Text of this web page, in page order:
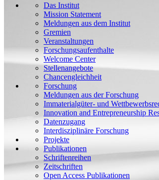
Das Institut
Mission Statement
Meldungen aus dem Institut
Gremien
Veranstaltungen
Forschungsaufenthalte
Welcome Center
Stellenangebote
Chancengleichheit
Forschung
Meldungen aus der Forschung
Immaterialgüter- und
Innovation and Entrepreneurship
Datenzugang
Interdisziplinäre Forschung
Projekte
Publikationen
Schriftenreihen
Zeitschriften
Open Access Publikationen